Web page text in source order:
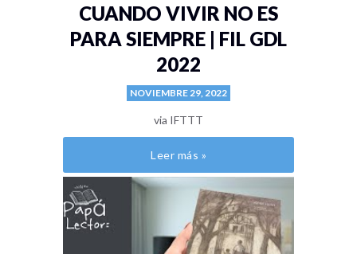
CUANDO VIVIR NO ES
PARA SIEMPRE | FIL GDL
2022
NOVIEMBRE 29, 2022
via IFTTT
Leer más »